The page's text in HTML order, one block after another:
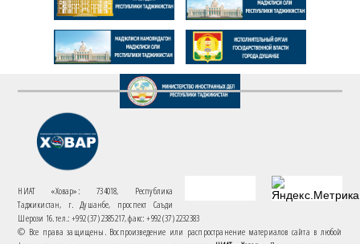
НИАТ «Ховар»: 734018, Республика
Таджикистан, г. Душанбе, проспект Саъди
Шерози 16. тел.: +992 (37) 2385217, факс: +992 (37) 2232383
© Все права защищены. Воспроизведение или распространение материалов сайта в любой